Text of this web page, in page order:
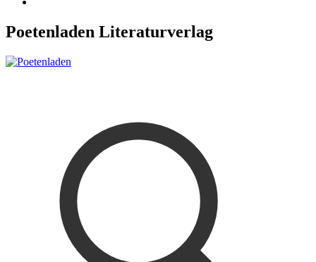
Poetenladen Literaturverlag